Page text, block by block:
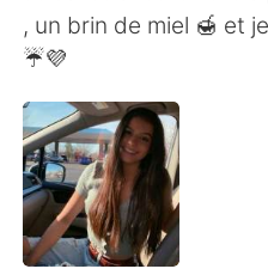
English
繁體中文
العربية
, un brin de miel 🍯 et
☔💜